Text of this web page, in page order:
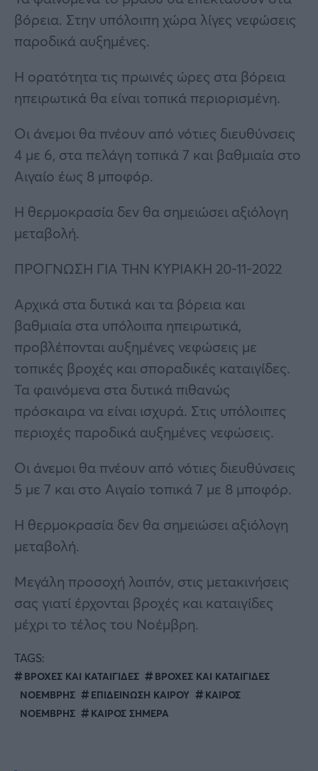
βόρεια. Στην υπόλοιπη χώρα λίγες νεφώσεις
παροδικά αυξημένες.
Η ορατότητα τις πρωινές ώρες στα βόρεια
ηπειρωτικά θα είναι τοπικά περιορισμένη.
Οι άνεμοι θα πνέουν από νότιες διευθύνσεις
4 με 6, στα πελάγη τοπικά 7 και βαθμιαία στο
Αιγαίο έως 8 μποφόρ.
Η θερμοκρασία δεν θα σημειώσει αξιόλογη
μεταβολή.
ΠΡΟΓΝΩΣΗ ΓΙΑ ΤΗΝ ΚΥΡΙΑΚΗ 20-11-2022
Αρχικά στα δυτικά και τα βόρεια και
βαθμιαία στα υπόλοιπα ηπειρωτικά,
προβλέπονται αυξημένες νεφώσεις με
τοπικές βροχές και σποραδικές καταιγίδες.
Τα φαινόμενα στα δυτικά πιθανώς
πρόσκαιρα να είναι ισχυρά. Στις υπόλοιπες
περιοχές παροδικά αυξημένες νεφώσεις.
Οι άνεμοι θα πνέουν από νότιες διευθύνσεις
5 με 7 και στο Αιγαίο τοπικά 7 με 8 μποφόρ.
Η θερμοκρασία δεν θα σημειώσει αξιόλογη
μεταβολή.
Μεγάλη προσοχή λοιπόν, στις μετακινήσεις
σας γιατί έρχονται βροχές και καταιγίδες
μέχρι το τέλος του Νοέμβρη.
TAGS:
ΒΡΟΧΕΣ ΚΑΙ ΚΑΤΑΙΓΙΔΕΣ
ΒΡΟΧΕΣ ΚΑΙ ΚΑΤΑΙΓΙΔΕΣ
ΝΟΕΜΒΡΗΣ
ΕΠΙΔΕΙΝΩΣΗ ΚΑΙΡΟΥ
ΚΑΙΡΟΣ
ΝΟΕΜΒΡΗΣ
ΚΑΙΡΟΣ ΣΗΜΕΡΑ